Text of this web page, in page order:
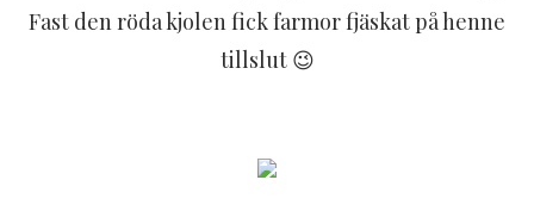
Fast den röda kjolen fick farmor fjäskat på henne
tillslut 😉